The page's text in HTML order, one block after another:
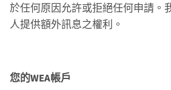
於任何原因允許或拒絕任何申請。
人提供額外訊息之權利。
您的WEA帳戶